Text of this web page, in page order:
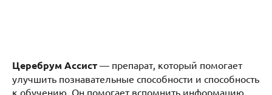
Церебрум Ассист — препарат, который помогает
улучшить познавательные способности и способность
к обучению. Он помогает вспомнить информацию,